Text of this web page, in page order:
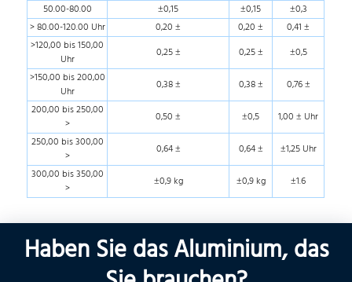
50.00-80.00
±0,15 ±0,15
±0,3
> 80.00-120.00 Uhr
0,20 ± 0,20 ±
0,41 ±
>120,00 bis 150,00
Uhr
0,25 ± 0,25 ±
±0,5
>150,00 bis 200,00
Uhr
0,38 ± 0,38 ±
0,76 ±
200,00 bis 250,00
>
0,50 ± ±0,5
1,00 ± Uhr
250,00 bis 300,00
>
0,64 ± 0,64 ±
±1,25 Uhr
300,00 bis 350,00
>
±0,9 kg ±0,9 kg ±1.6
Haben Sie das Aluminium, das